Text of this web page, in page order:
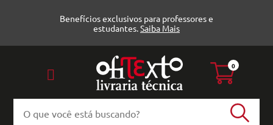
Benefícios exclusivos para professores e
estudantes. Saiba Mais
0